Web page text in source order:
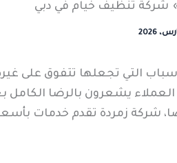
شركة تنظيف خيام في دبي
التي تجعلها تتفوق على
العملاء يشعرون بالرضا
شركة زمردة تقدم خدمات